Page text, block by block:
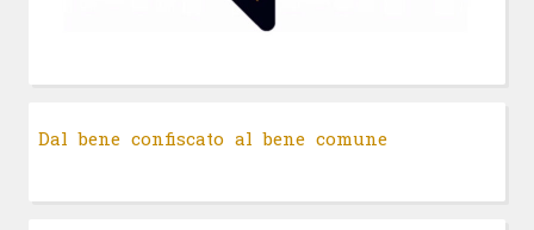
Dal bene confiscato al bene comune